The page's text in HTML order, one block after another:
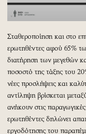
Περιβάλλον
Ελλάδα
Κόσμος
Παράξενα
Πολιτισμός
Σινεμά
Θέατρο-Χορός
Μουσική
Εικαστικά
Βιβλίο
Σταθεροποίηση και στο
ερωτηθέντες αφού 65%
διατήρηση των μεγεθών
ποσοστό της τάξης του
νέες προσλήψεις και
αντίληψη βρίσκεται
ανήκουν στις
ερωτηθέντες δηλώνει
εργοδότησης του